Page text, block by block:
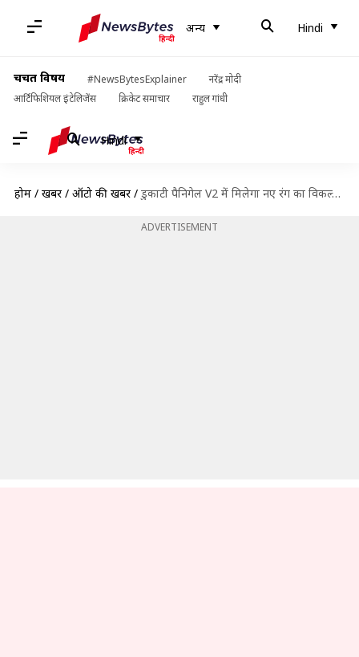
अन्य Hindi
चर्चित विषय #NewsBytesExplainer
नरेंद्र मोदी
आर्टिफिशियल इंटेलिजेंस
क्रिकेट समाचार राहुल गांधी
Hindi
होम / खबरें / ऑटो की खबरें / डुकाटी पैनिगेल V2 में मिलेगा नए रंग का विकल्प, बुकिंग हुई शुरू
ADVERTISEMENT